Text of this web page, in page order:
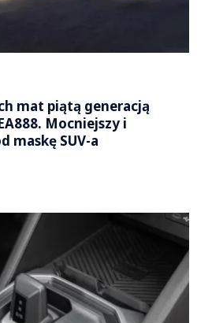
mat piątą generacją
Mocniejszy i
maskę SUV-a